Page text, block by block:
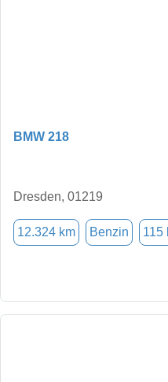
BMW 218
Dresden, 01219
12.324 km Benzin 115